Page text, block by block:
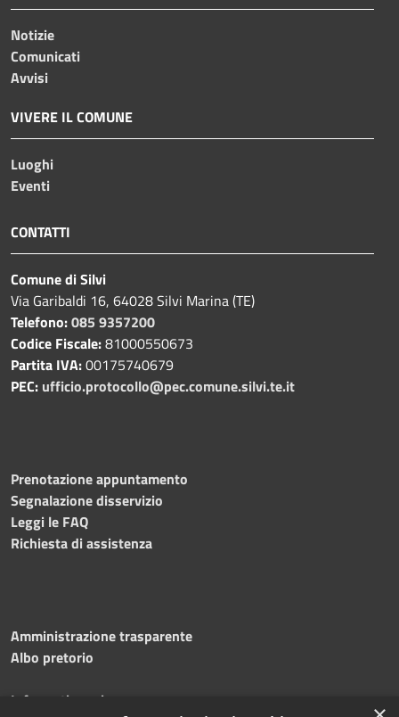
Notizie
Comunicati
Avvisi
VIVERE IL COMUNE
Luoghi
Eventi
CONTATTI
Comune di Silvi
Via Garibaldi 16, 64028 Silvi Marina (TE)
Telefono:085 9357200
Codice Fiscale:81000550673
Partita IVA:00175740679
PEC: ufficio.protocollo@pec.comune.silvi.te.it
Prenotazione appuntamento
Segnalazione disservizio
Leggi le FAQ
Richiesta di assistenza
Amministrazione trasparente
Albo pretorio
Informativa privacy